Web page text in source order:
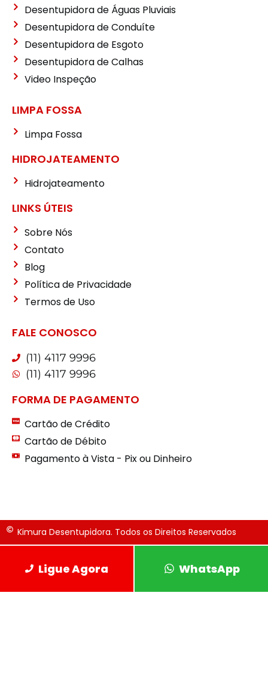
Desentupidora de Águas Pluviais
Desentupidora de Conduíte
Desentupidora de Esgoto
Desentupidora de Calhas
Video Inspeção
LIMPA FOSSA
Limpa Fossa
HIDROJATEAMENTO
Hidrojateamento
LINKS ÚTEIS
Sobre Nós
Contato
Blog
Política de Privacidade
Termos de Uso
FALE CONOSCO
(11) 4117 9996
(11) 4117 9996
FORMA DE PAGAMENTO
Cartão de Crédito
Cartão de Débito
Pagamento à Vista - Pix ou Dinheiro
Kimura Desentupidora. Todos os Direitos Reservados
Ligue Agora WhatsApp